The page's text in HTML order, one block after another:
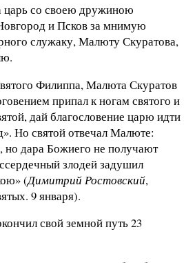
царь со своею дружиною
и Псков за мнимую
служаку, Малюту Скуратова,
Филиппа, Малюта Скуратов
припал к ногам святого и
дай благословение царю идти
Но святой отвечал Малюте:
но дара Божиего не получают
злодей задушил
(Димитрий Ростовский,
9 января).
свой земной путь 23